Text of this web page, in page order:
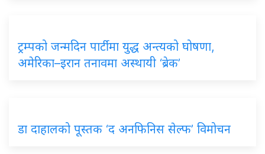
ट्रम्पको जन्मदिन पार्टीमा युद्ध अन्त्यको घोषणा,
अमेरिका–इरान तनावमा अस्थायी ‘ब्रेक’
डा दाहालको पूस्तक ‘द अनफिनिस सेल्फ’ विमोचन